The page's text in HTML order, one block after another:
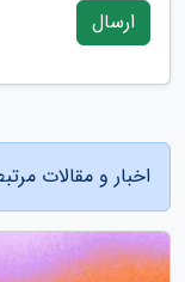
ارسال
اخبار و مقالات